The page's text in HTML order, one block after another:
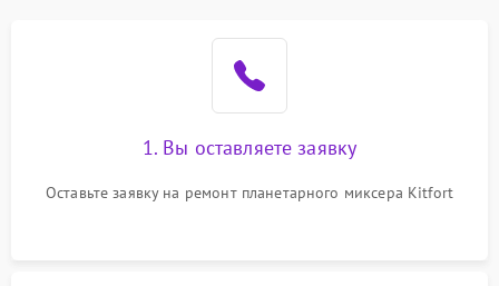
1. Вы оставляете заявку
Оставьте заявку на ремонт планетарного миксера Kitfort